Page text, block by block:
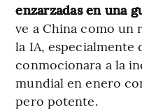
enzarzadas en una
ve a China como un
la IA, especialmente
conmocionara a la
mundial en enero
pero potente.